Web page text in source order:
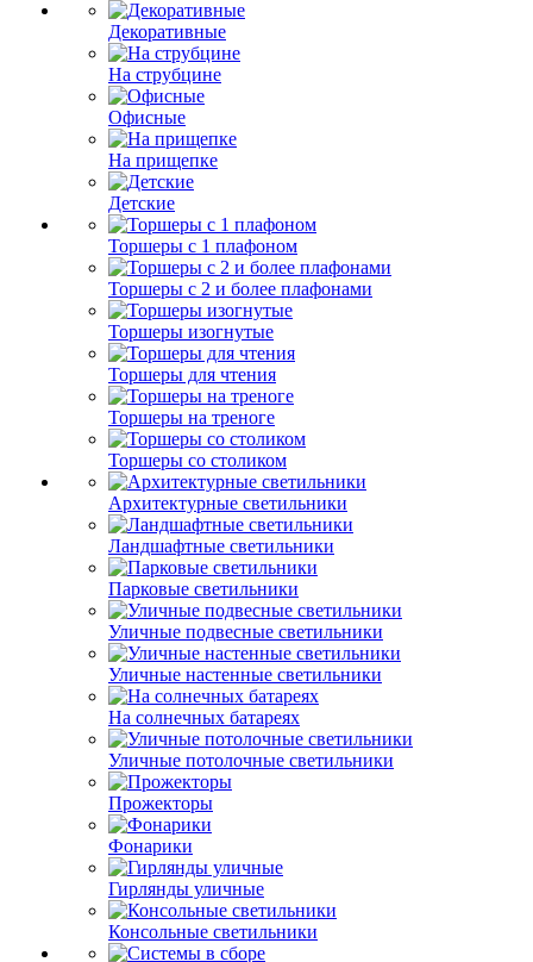
Декоративные
На струбцине
Офисные
На прищепке
Детские
Торшеры с 1 плафоном
Торшеры с 2 и более плафонами
Торшеры изогнутые
Торшеры для чтения
Торшеры на треноге
Торшеры со столиком
Архитектурные светильники
Ландшафтные светильники
Парковые светильники
Уличные подвесные светильники
Уличные настенные светильники
На солнечных батареях
Уличные потолочные светильники
Прожекторы
Фонарики
Гирлянды уличные
Консольные светильники